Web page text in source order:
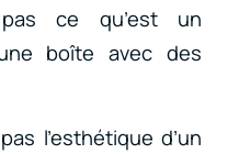
ce qu’est un
boîte avec des
l’esthétique d’un